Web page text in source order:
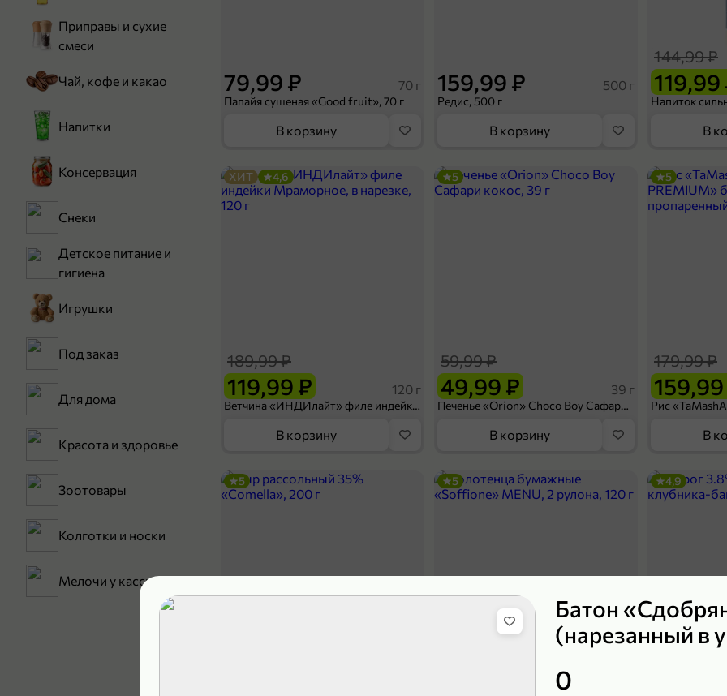
Батон
(нарезанный в
0
Приправы и сухие
смеси
Чай, кофе и какао
Напитки
Консервация
Снеки
Детское питание и
гигиена
Игрушки
Под заказ
Для дома
Красота и здоровье
Зоотовары
Колготки и носки
Мелочи у кассы
79,99 ₽ 70 г
Папайя сушеная «Good fruit», 70 г
В корзину
159,99 ₽ 500 г
Редис, 500 г
В корзину
119,99
144,99 ₽
В
119,99 ₽
189,99 ₽
120 г
Ветчина «ИНДИлайт» филе индейки Мраморное, в нарезке, 120 г
ХИТ 4,6
В корзину
49,99 ₽
59,99 ₽
39 г
Печенье «Orion» Choco Boy Сафари кокос, 39 г
5
В корзину
179,99 ₽
5
В
5 5 4,9